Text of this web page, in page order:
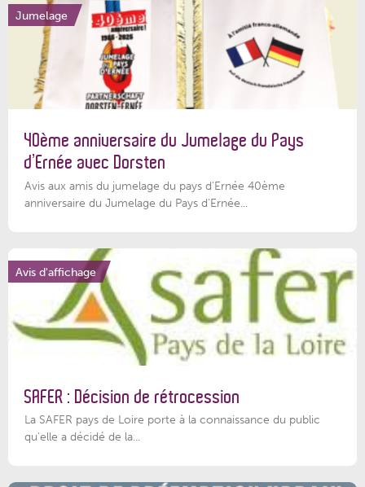
Jumelage
40ème anniversaire du Jumelage du Pays
d’Ernée avec Dorsten
Avis aux amis du jumelage du pays d'Ernée 40ème
anniversaire du Jumelage du Pays d'Ernée...
Avis d'affichage
SAFER : Décision de rétrocession
La SAFER pays de Loire porte à la connaissance du public
qu’elle a décidé de la...